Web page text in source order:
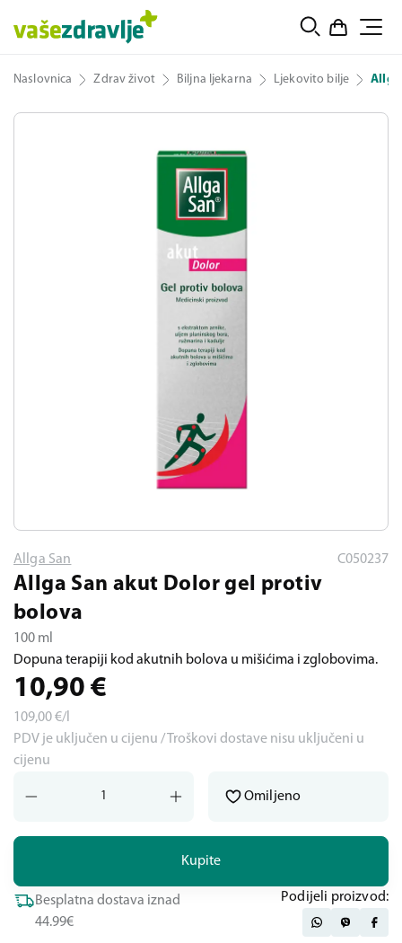
Naslovnica Zdrav život Biljna ljekarna Ljekovito bilje Allga
Allga San C050237
Allga San akut Dolor gel protiv
bolova
100 ml
Dopuna terapiji kod akutnih bolova u mišićima i zglobovima.
10,90 €
109,00€/l
PDV je uključen u cijenu / Troškovi dostave nisu uključeni u
cijenu
Kupite
Omiljeno
Besplatna dostava iznad
44.99€
Podijeli proizvod: